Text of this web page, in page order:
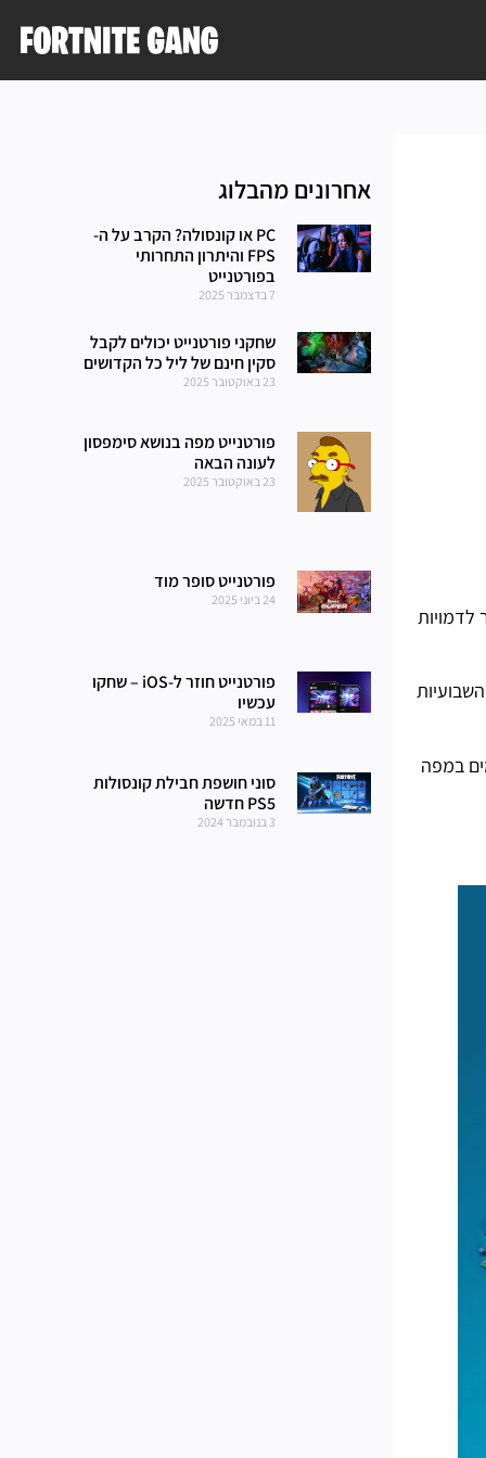
במפה
אחרונים מהבלוג
PC או קונסולה? הקרב על ה-
FPS והיתרון התחרותי
בפורטנייט
7 בדצמבר 2025
שחקני פורטנייט יכולים לקבל
סקין חינם של ליל כל הקדושים
23 באוקטובר 2025
פורטנייט מפה בנושא סימפסון
לעונה הבאה
23 באוקטובר 2025
פורטנייט סופר מוד
24 ביוני 2025
פורטנייט חוזר ל-iOS – שחקו
עכשיו
11 במאי 2025
סוני חושפת חבילת קונסולות
PS5 חדשה
3 בנובמבר 2024